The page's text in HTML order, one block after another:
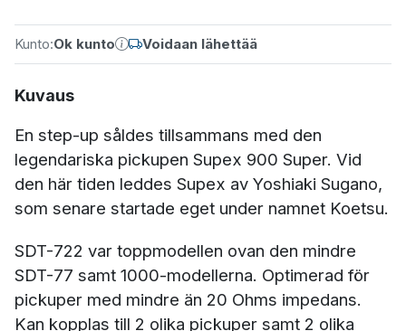
Kunto:Ok kunto Voidaan lähettää
Kuvaus
En step-up såldes tillsammans med den
legendariska pickupen Supex 900 Super. Vid
den här tiden leddes Supex av Yoshiaki Sugano,
som senare startade eget under namnet Koetsu.
SDT-722 var toppmodellen ovan den mindre
SDT-77 samt 1000-modellerna. Optimerad för
pickuper med mindre än 20 Ohms impedans.
Kan kopplas till 2 olika pickuper samt 2 olika